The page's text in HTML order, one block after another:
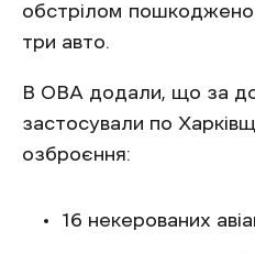
обстрілом пошкоджено
три авто.
В ОВА додали, що за
застосували по
озброєння:
16 некерованих